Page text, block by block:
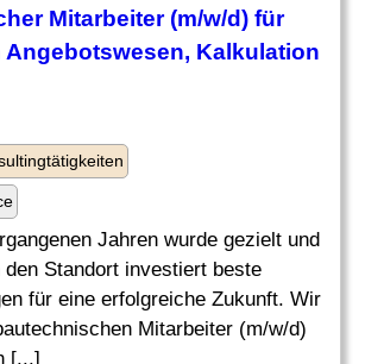
Mitarbeiter (m/w/d) für
Angebotswesen, Kalkulation
Jahren wurde gezielt und
den Standort investiert beste
für eine erfolgreiche Zukunft. Wir
Mitarbeiter (m/w/d)
[...]